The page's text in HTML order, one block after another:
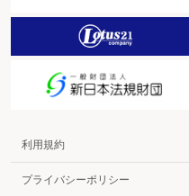
利用規約
プライバシーポリシー